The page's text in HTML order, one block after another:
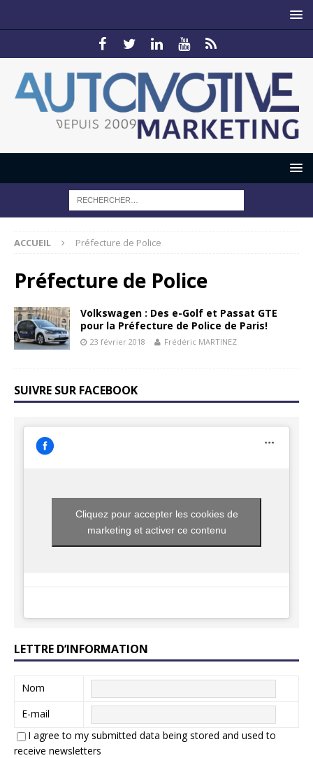
ACCUEIL Préfecture de Police
Préfecture de Police
Volkswagen : Des e-Golf et Passat GTE
pour la Préfecture de Police de Paris!
23 février 2018 Frédéric MARTINEZ
SUIVRE SUR FACEBOOK
Cliquez pour accepter les cookies de
marketing et activer ce contenu
LETTRE D’INFORMATION
Nom
E-mail
I agree to my submitted data being stored and used to
receive newsletters